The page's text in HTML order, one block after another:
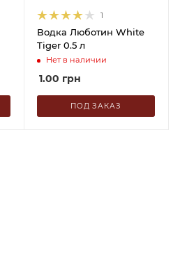
1
Водка Люботин White
Tiger 0.5 л
Нет в наличии
1.00 грн
ПОД ЗАКАЗ